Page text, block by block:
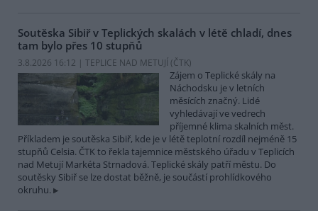
Soutěska Sibiř v Teplických skalách v létě chladí, dnes
tam bylo přes 10 stupňů
3.8.2026 16:12 | TEPLICE NAD METUJÍ (ČTK)
Zájem o Teplické skály na
Náchodsku je v letních
měsících značný. Lidé
vyhledávají ve vedrech
příjemné klima skalních měst.
Příkladem je soutěska Sibiř, kde je v létě teplotní rozdíl nejméně 15
stupňů Celsia. ČTK to řekla tajemnice městského úřadu v Teplicích
nad Metují Markéta Strnadová. Teplické skály patří městu. Do
soutěsky Sibiř se lze dostat běžně, je součástí prohlídkového
okruhu.